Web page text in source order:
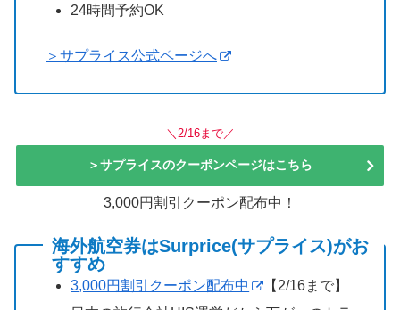
24時間予約OK
＞サプライス公式ページへ
＼2/16まで／
＞サプライスのクーポンページはこちら
3,000円割引クーポン配布中！
海外航空券はSurprice(サプライス)がお
すすめ
3,000円割引クーポン配布中
【2/16まで】